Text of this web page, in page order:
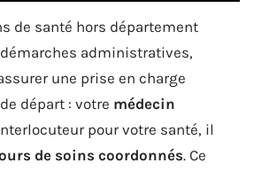
de santé hors département
administratives,
une prise en charge
départ : votre médecin
pour votre santé, il
de soins coordonnés. Ce